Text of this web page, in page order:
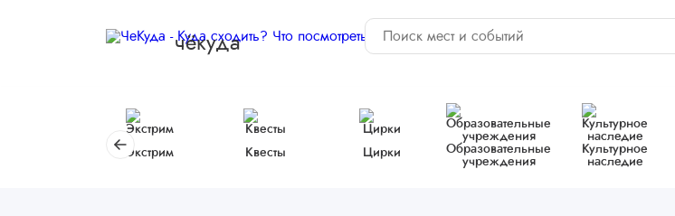
чёкуда
Экстрим Квесты Цирки
Образовательные
учреждения
Культурное
наследие